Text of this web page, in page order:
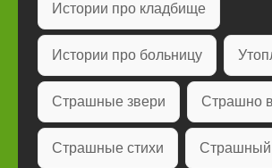
Истории про кладбище
Истории про больницу
Страшные звери Страшно
Страшные стихи Страшный